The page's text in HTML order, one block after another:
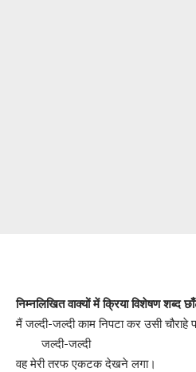
निम्नलिखित वाक्यों में क्रिया विशेषण शब्द
मैं जल्दी-जल्दी काम निपटा
जल्दी-जल्दी
वह मेरी तरफ